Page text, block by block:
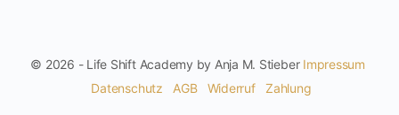
© 2026 - Life Shift Academy by Anja M. Stieber Impressum
Datenschutz
AGB Widerruf Zahlung